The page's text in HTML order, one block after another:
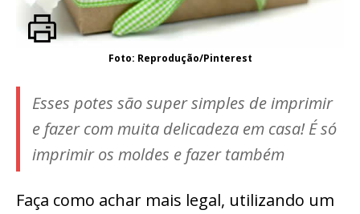
Foto: Reprodução/Pinterest
Esses potes são super simples de imprimir
e fazer com muita delicadeza em casa! É só
imprimir os moldes e fazer também
Faça como achar mais legal, utilizando um